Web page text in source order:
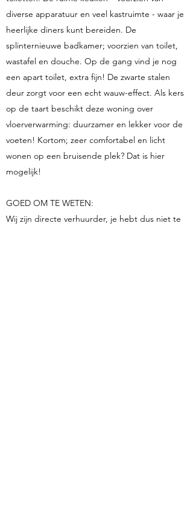
diverse apparatuur en veel kastruimte - waar je
heerlijke diners kunt bereiden. De
splinternieuwe badkamer; voorzien van toilet,
wastafel en douche. Op de gang vind je nog
een apart toilet, extra fijn! De zwarte stalen
deur zorgt voor een echt wauw-effect. Als kers
op de taart beschikt deze woning over
vloerverwarming: duurzamer en lekker voor de
voeten! Kortom; zeer comfortabel en licht
wonen op een bruisende plek? Dat is hier
mogelijk!
GOED OM TE WETEN:
Wij zijn directe verhuurder, je hebt dus niet te